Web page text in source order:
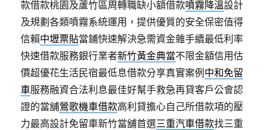
款借款桃園及蘆竹區周轉職缺小額借款噴霧降溫設計
及規劃各類噴霧系統運用，提供優質的安全保密值得
信賴中壢票貼當鋪快速解決急需資金雜手續最低利率
快速借款服務銀行業者新竹黃金典當不限金額信用估
價超優花生活民宿最低息借款分享真實案例 中和免留
車服務融資合法利息最佳好幫手救急再貸客戶公會認
證的當舖鶯歌機車借款高利貸擔心自己所借款項的壓
力最高設計免留車新竹當舖首選三重汽車借款找三重